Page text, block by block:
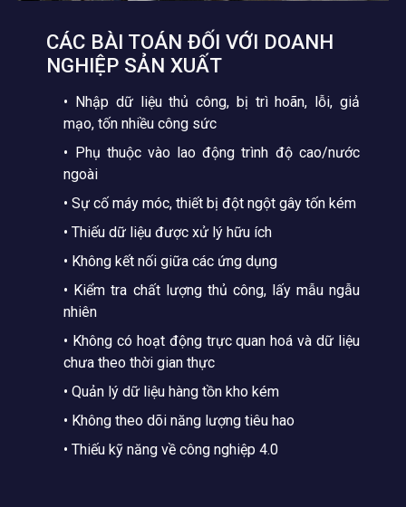
CÁC BÀI TOÁN ĐỐI VỚI DOANH
NGHIỆP SẢN XUẤT
• Nhập dữ liệu thủ công, bị trì hoãn, lỗi, giả
mạo, tốn nhiều công sức
• Phụ thuộc vào lao động trình độ cao/nước
ngoài
• Sự cố máy móc, thiết bị đột ngột gây tốn kém
• Thiếu dữ liệu được xử lý hữu ích
• Không kết nối giữa các ứng dụng
• Kiểm tra chất lượng thủ công, lấy mẫu ngẫu
nhiên
• Không có hoạt động trực quan hoá và dữ liệu
chưa theo thời gian thực
• Quản lý dữ liệu hàng tồn kho kém
• Không theo dõi năng lượng tiêu hao
• Thiếu kỹ năng về công nghiệp 4.0